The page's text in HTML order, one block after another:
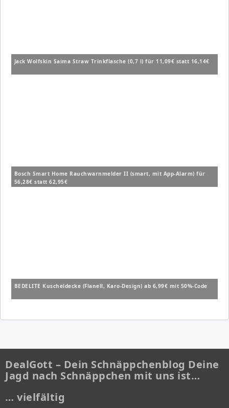
Jack Wolfskin Saima Straw Trinkflasche (0,7 l) für 11,09€ statt 16,14€
Bosch Smart Home Rauchwarnmelder II (smart, mit App-Alarm) für
56,28€ statt 62,95€
BEDELITE Kuscheldecke (Flanell, Karo-Design) ab 6,99€ mit 50%-Code
DealGott – Dein Schnäppchenblog Deine
Jagd nach Schnäppchen mit uns ist…
… vielfältig